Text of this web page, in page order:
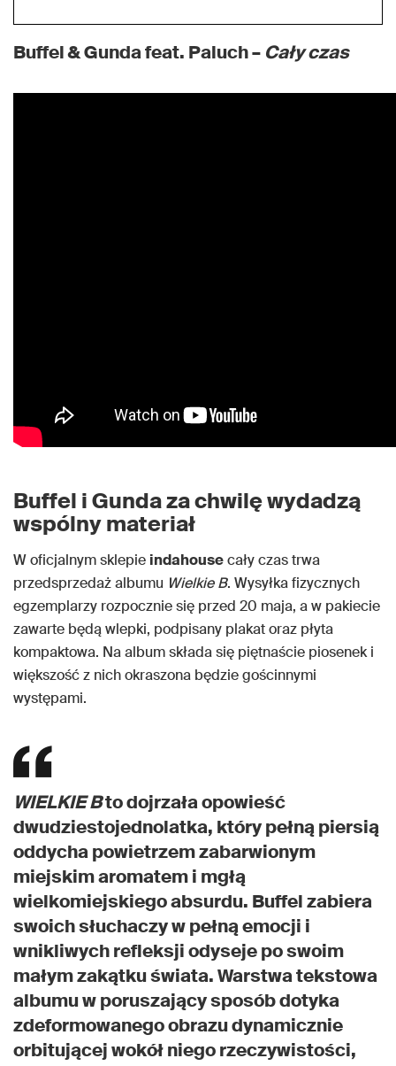
Buffel & Gunda feat. Paluch – Cały czas
Buffel i Gunda za chwilę wydadzą
wspólny materiał
W oficjalnym sklepie indahousecały czas trwa
przedsprzedaż albumu Wielkie B. Wysyłka fizycznych
egzemplarzy rozpocznie się przed 20 maja, a w pakiecie
zawarte będą wlepki, podpisany plakat oraz płyta
kompaktowa. Na album składa się piętnaście piosenek i
większość z nich okraszona będzie gościnnymi
występami.
WIELKIE Bto dojrzała opowieść
dwudziestojednolatka, który pełną piersią
oddycha powietrzem zabarwionym
miejskim aromatem i mgłą
wielkomiejskiego absurdu. Buffel zabiera
swoich słuchaczy w pełną emocji i
wnikliwych refleksji odyseje po swoim
małym zakątku świata. Warstwa tekstowa
albumu w poruszający sposób dotyka
zdeformowanego obrazu dynamicznie
orbitującej wokół niego rzeczywistości,